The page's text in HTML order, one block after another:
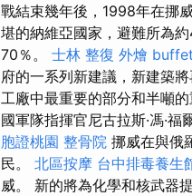
戰結束幾年後，1998年在挪
堪的納維亞國家，避難所為
70％。 士林 整復 外燴 buffet
府的一系列新建議，新建築
工廠中最重要的部分和半噸的
國軍隊指揮官尼古拉斯·馮·
胞證桃園 整骨院 挪威在與俄
民。 北區按摩 台中排毒養生
威。 新的將為化學和核武器